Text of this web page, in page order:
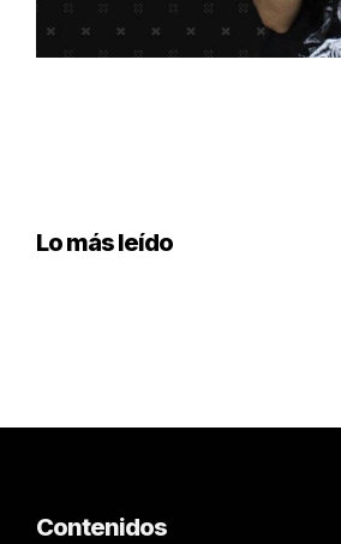
Lo más leído
Contenidos